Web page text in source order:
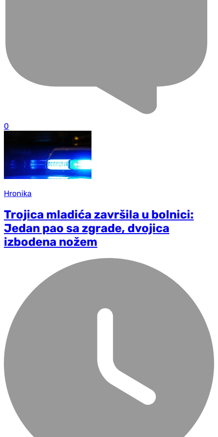
0
Hronika
Trojica mladića završila u bolnici:
Jedan pao sa zgrade, dvojica
izbodena nožem